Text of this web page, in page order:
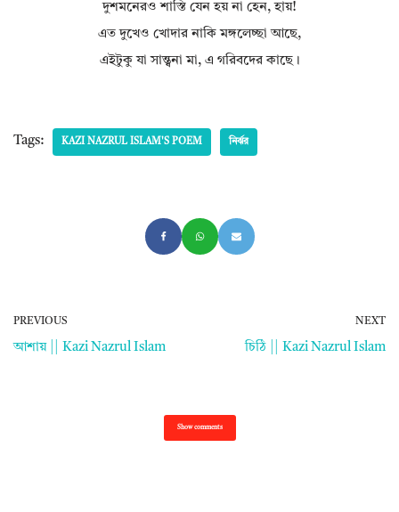
দুশমনেরও শাস্তি যেন হয় না হেন, হায়!
এত দুখেও খোদার নাকি মঙ্গলেচ্ছা আছে,
এইটুকু যা সান্ত্বনা মা, এ গরিবদের কাছে।
Tags: KAZI NAZRUL ISLAM'S POEM নির্ঝর
PREVIOUS
আশায় || Kazi Nazrul Islam
NEXT
চিঠি || Kazi Nazrul Islam
Show comments